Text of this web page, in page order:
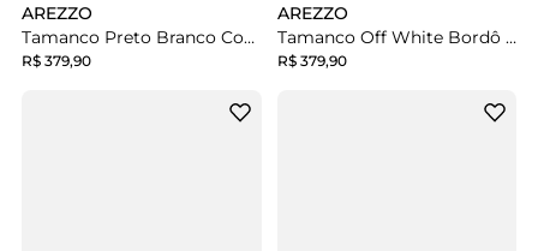
AREZZO
Tamanco Preto Branco Couro Salto Fino Tiras
R$ 379,90
AREZZO
Tamanco Off White Bordô Couro Salto Fino Tiras
R$ 379,90